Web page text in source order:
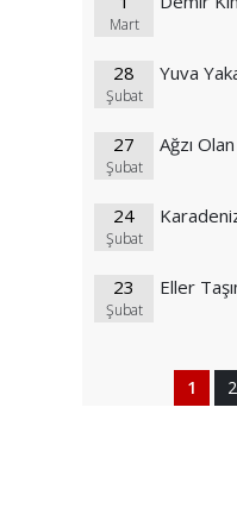
Mart
28
Şubat
Yuva
27
Şubat
Ağzı
24
Şubat
23
Şubat
Eller
1 2